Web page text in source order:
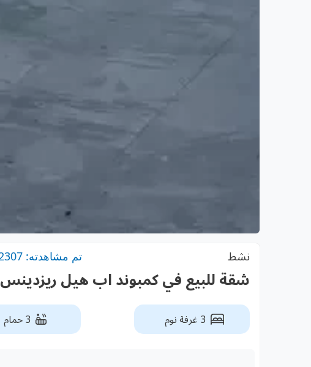
نشط تم مشاهدته: 2307
شقة للبيع في كمبوند اب هيل ريزدينس 165 متر
3 غرفة نوم 3 حمام